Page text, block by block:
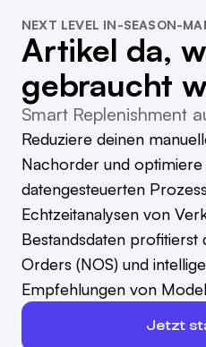
NEXT LEVEL IN-SEASON-
Artikel da,
gebraucht
Smart Replenishment
Reduziere deinen
Nachorder und
datengesteuerten
Echtzeitanalysen von
Bestandsdaten profitierst
Orders (NOS) und
Empfehlungen von
Jetzt